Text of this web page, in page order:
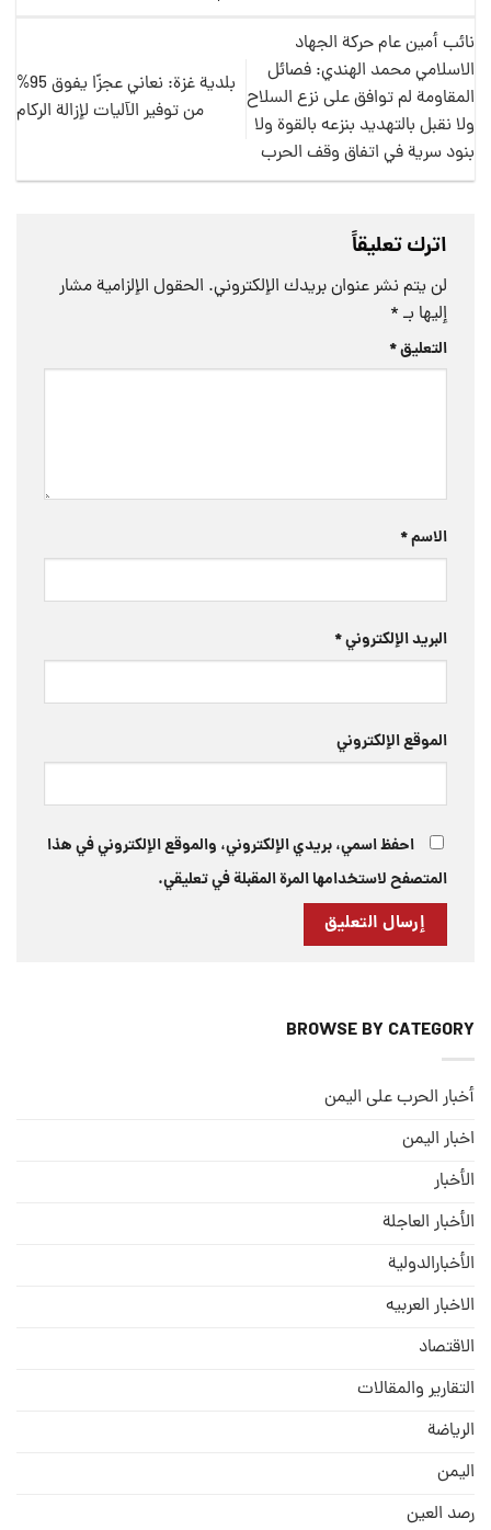
نائب أمين عام حركة الجهاد
الاسلامي محمد الهندي: فصائل
المقاومة لم توافق على نزع السلاح
ولا نقبل بالتهديد بنزعه بالقوة ولا
بنود سرية في اتفاق وقف الحرب
بلدية غزة: نعاني عجزًا يفوق 95%
من توفير الآليات لإزالة الركام
اترك تعليقاً
لن يتم نشر عنوان بريدك الإلكتروني. الحقول الإلزامية مشار
إليها بـ *
التعليق*
الاسم*
البريد الإلكتروني*
الموقع الإلكتروني
احفظ اسمي، بريدي الإلكتروني، والموقع الإلكتروني في هذا
المتصفح لاستخدامها المرة المقبلة في تعليقي.
BROWSE BY CATEGORY
أخبار الحرب على اليمن
اخبار اليمن
الأخبار
الأخبار العاجلة
الأخبارالدولية
الاخبار العربيه
الاقتصاد
التقارير والمقالات
الریاضة
الیمن
رصد العین